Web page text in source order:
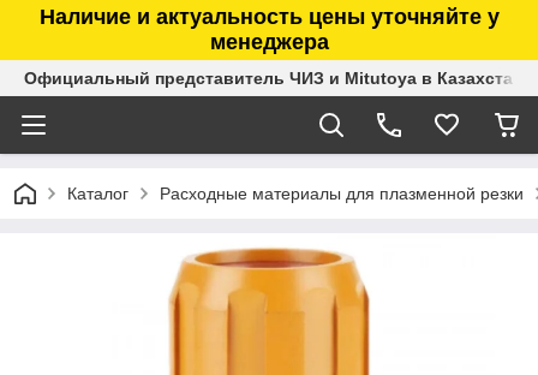
Наличие и актуальность цены уточняйте у
менеджера
Официальный представитель ЧИЗ и Mitutoya в Казахстане
Каталог Расходные материалы для плазменной резки